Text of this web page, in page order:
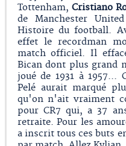
Tottenham, Cristiano
de Manchester
Histoire du football.
effet le recordman
match officiel. Il
Bican dont plus grand
joué de 1931 à 1957...
Pelé aurait marqué
qu'on n'ait vraiment
pour CR7 qui, a 37
retraite. Pour les
a inscrit tous ces buts